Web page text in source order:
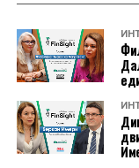
Во еврозоната,
полупроизводите
капиталните и
поскапеле за по
потрошувачки
И покрај
јуни биле за 10